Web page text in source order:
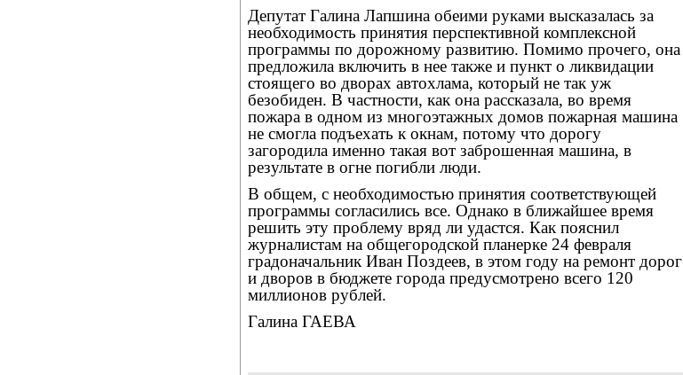
Депутат Галина Лапшина обеими руками высказалась за
необходимость принятия перспективной комплексной
программы по дорожному развитию. Помимо прочего, она
предложила включить в нее также и пункт о ликвидации
стоящего во дворах автохлама, который не так уж
безобиден. В частности, как она рассказала, во время
пожара в одном из многоэтажных домов пожарная машина
не смогла подъехать к окнам, потому что дорогу
загородила именно такая вот заброшенная машина, в
результате в огне погибли люди.
В общем, с необходимостью принятия соответствующей
программы согласились все. Однако в ближайшее время
решить эту проблему вряд ли удастся. Как пояснил
журналистам на общегородской планерке 24 февраля
градоначальник Иван Поздеев, в этом году на ремонт дорог
и дворов в бюджете города предусмотрено всего 120
миллионов рублей.
Галина ГАЕВА